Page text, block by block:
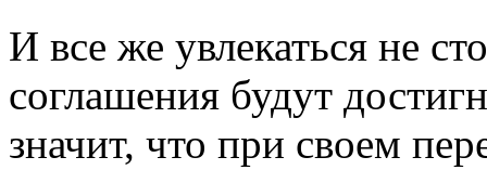
И все же увлекаться не
соглашения будут
значит, что при своем